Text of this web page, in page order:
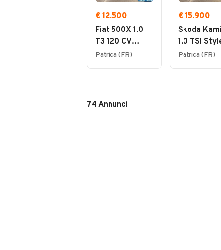
€ 12.500
Fiat 500X 1.0
T3 120 CV
Business
Patrica (FR)
€ 15.900
Skoda
1.0 TSI
Patrica (FR)
74 Annunci